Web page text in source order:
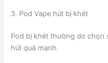
3. Pod Vape hút bị khét
Pod bị khét thường do chọn
hút quá mạnh.